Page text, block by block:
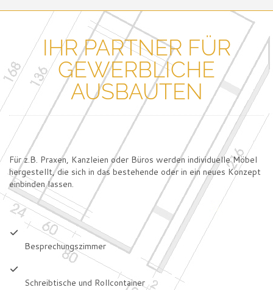
IHR PARTNER FÜR
GEWERBLICHE
AUSBAUTEN
Für z.B. Praxen, Kanzleien oder Büros werden individuelle Möbel
hergestellt, die sich in das bestehende oder in ein neues Konzept
einbinden lassen.
Besprechungszimmer
Schreibtische und Rollcontainer